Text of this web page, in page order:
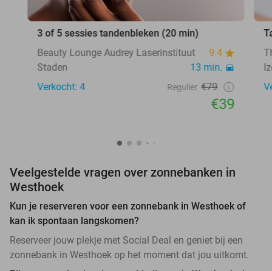
3 of 5 sessies tandenbleken (20 min)
Beauty Lounge Audrey Laserinstituut
9.4
Staden
13 min.
Verkocht: 4
Regulier €79
€39
Veelgestelde vragen over zonnebanken in
Westhoek
Kun je reserveren voor een zonnebank in Westhoek of
kan ik spontaan langskomen?
Reserveer jouw plekje met Social Deal en geniet bij een
zonnebank in Westhoek op het moment dat jou uitkomt.